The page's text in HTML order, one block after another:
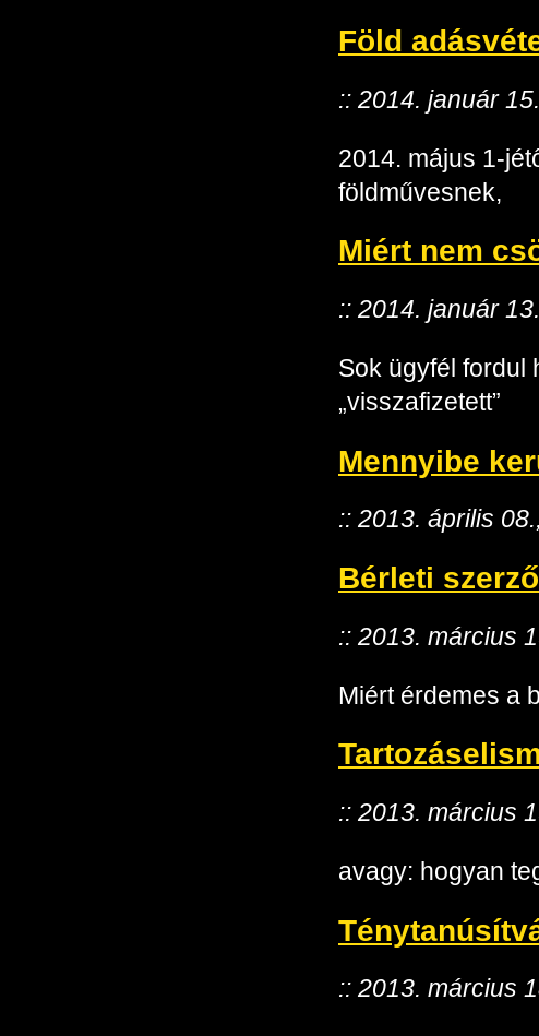
Föld
:: 2014. január
2014. május 1-
földművesnek,
Miért nem
:: 2014. január
Sok ügyfél fordul
„visszafizetett”
Mennyibe
:: 2013. április
Bérleti
:: 2013. március
Miért érdemes a
:: 2013. március
avagy: hogyan
:: 2013. március